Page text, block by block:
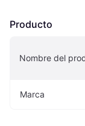
Producto
Nombre del
Marca